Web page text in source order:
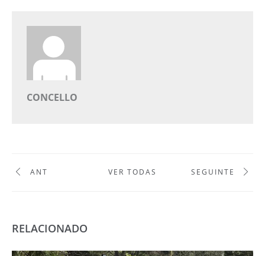
CONCELLO
ANT VER TODAS SEGUINTE
RELACIONADO